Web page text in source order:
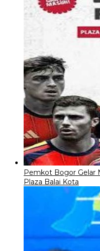
Pemkot Bogor Gelar
Plaza Balai Kota